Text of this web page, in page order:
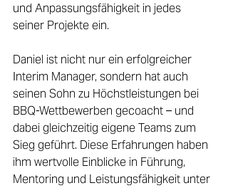
und Anpassungsfähigkeit in jedes
seiner Projekte ein.
Daniel ist nicht nur ein erfolgreicher
Interim Manager, sondern hat auch
seinen Sohn zu Höchstleistungen bei
BBQ-Wettbewerben gecoacht – und
dabei gleichzeitig eigene Teams zum
Sieg geführt. Diese Erfahrungen haben
ihm wertvolle Einblicke in Führung,
Mentoring und Leistungsfähigkeit unter